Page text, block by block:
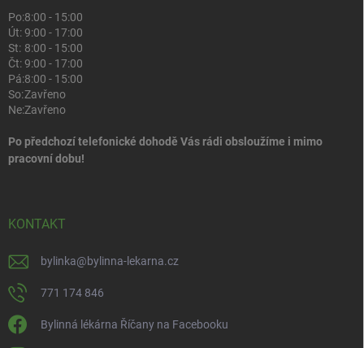
Po:8:00 - 15:00
Út:9:00 - 17:00
St: 8:00 - 15:00
Čt:9:00 - 17:00
Pá:8:00 - 15:00
So:Zavřeno
Ne:Zavřeno
Po předchozí telefonické dohodě Vás rádi obsloužíme i mimo
pracovní dobu!
KONTAKT
bylinka@bylinna-lekarna.cz
771 174 846
Bylinná lékárna Říčany na Facebooku